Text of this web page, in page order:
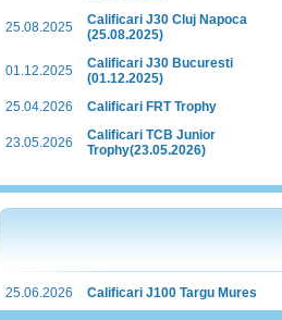
25.08.2025
Calificari J30 Cluj Napoca
(25.08.2025)
01.12.2025
Calificari J30 Bucuresti
(01.12.2025)
25.04.2026
Calificari FRT Trophy
23.05.2026
Calificari TCB Junior
Trophy(23.05.2026)
25.06.2026 Calificari J100 Targu Mures